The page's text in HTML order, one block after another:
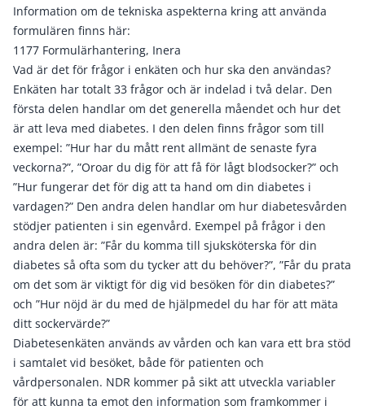
Information om de tekniska aspekterna kring att använda
formulären finns här:
1177 Formulärhantering, Inera
Vad är det för frågor i enkäten och hur ska den användas?
Enkäten har totalt 33 frågor och är indelad i två delar. Den
första delen handlar om det generella måendet och hur det
är att leva med diabetes. I den delen finns frågor som till
exempel: ”Hur har du mått rent allmänt de senaste fyra
veckorna?”, ”Oroar du dig för att få för lågt blodsocker?” och
”Hur fungerar det för dig att ta hand om din diabetes i
vardagen?” Den andra delen handlar om hur diabetesvården
stödjer patienten i sin egenvård. Exempel på frågor i den
andra delen är: ”Får du komma till sjuksköterska för din
diabetes så ofta som du tycker att du behöver?”, ”Får du prata
om det som är viktigt för dig vid besöken för din diabetes?”
och ”Hur nöjd är du med de hjälpmedel du har för att mäta
ditt sockervärde?”
Diabetesenkäten används av vården och kan vara ett bra stöd
i samtalet vid besöket, både för patienten och
vårdpersonalen. NDR kommer på sikt att utveckla variabler
för att kunna ta emot den information som framkommer i